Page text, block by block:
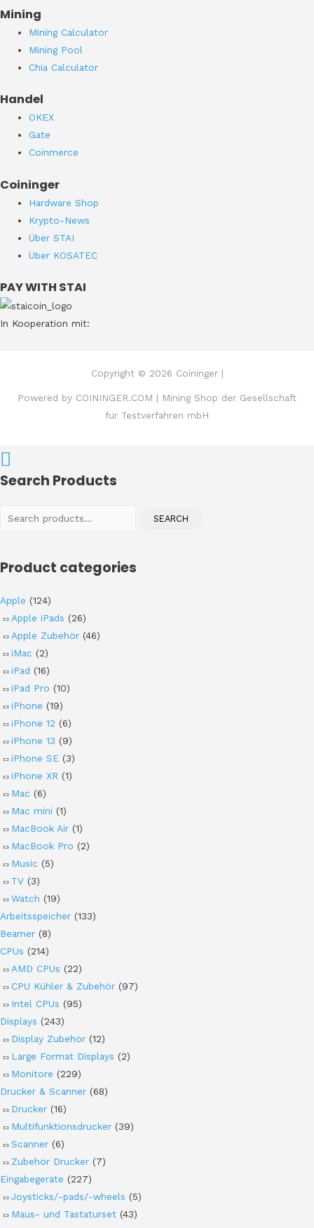
Mining
Mining Calculator
Mining Pool
Chia Calculator
Handel
OKEX
Gate
Coinmerce
Coininger
Hardware Shop
Krypto-News
Über STAI
Über KOSATEC
PAY WITH STAI
In Kooperation mit:
Copyright © 2026 Coininger |
Powered by COININGER.COM | Mining Shop der Gesellschaft
für Testverfahren mbH
Search Products
SEARCH
Product categories
Apple (124)
Apple iPads (26)
Apple Zubehör (46)
iMac (2)
iPad (16)
iPad Pro (10)
iPhone (19)
iPhone 12 (6)
iPhone 13 (9)
iPhone SE (3)
iPhone XR (1)
Mac (6)
Mac mini (1)
MacBook Air (1)
MacBook Pro (2)
Music (5)
TV (3)
Watch (19)
Arbeitsspeicher (133)
Beamer (8)
CPUs (214)
AMD CPUs (22)
CPU Kühler & Zubehör (97)
Intel CPUs (95)
Displays (243)
Display Zubehör (12)
Large Format Displays (2)
Monitore (229)
Drucker & Scanner (68)
Drucker (16)
Multifunktionsdrucker (39)
Scanner (6)
Zubehör Drucker (7)
Eingabegeräte (227)
Joysticks/-pads/-wheels (5)
Maus- und Tastaturset (43)